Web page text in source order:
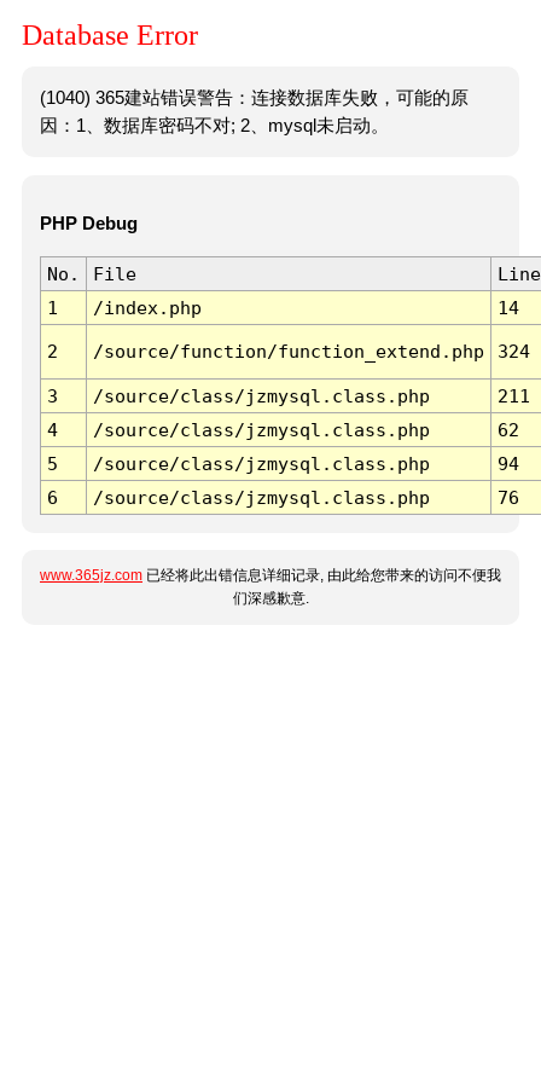
Database Error
(1040) 365建站错误警告：连接数据库失败，可能的原
因：1、数据库密码不对; 2、mysql未启动。
PHP Debug
No. File
Line
1
/index.php 14
2 /source/function/function_extend.php 324
3 /source/class/jzmysql.class.php
211
4
/source/class/jzmysql.class.php
62
5
/source/class/jzmysql.class.php
94
6
/source/class/jzmysql.class.php 76
www.365jz.com 已经将此出错信息详细记录, 由此给您带来的访问不便我
们深感歉意.